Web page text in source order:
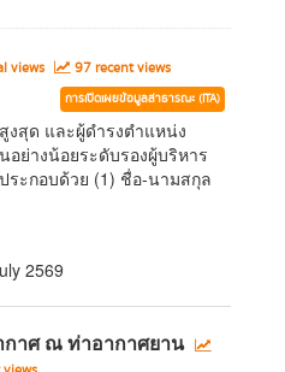
views 97 recent views
การเปิดเผยข้อมูลสาธารณะ (ITA)
สุด และผู้ดำรงตำแหน่ง
อย่างน้อยระดับรองผู้บริหาร
ระกอบด้วย (1) ชื่อ-นามสกุล
2569
กาศ ณ ท่าอากาศยาน